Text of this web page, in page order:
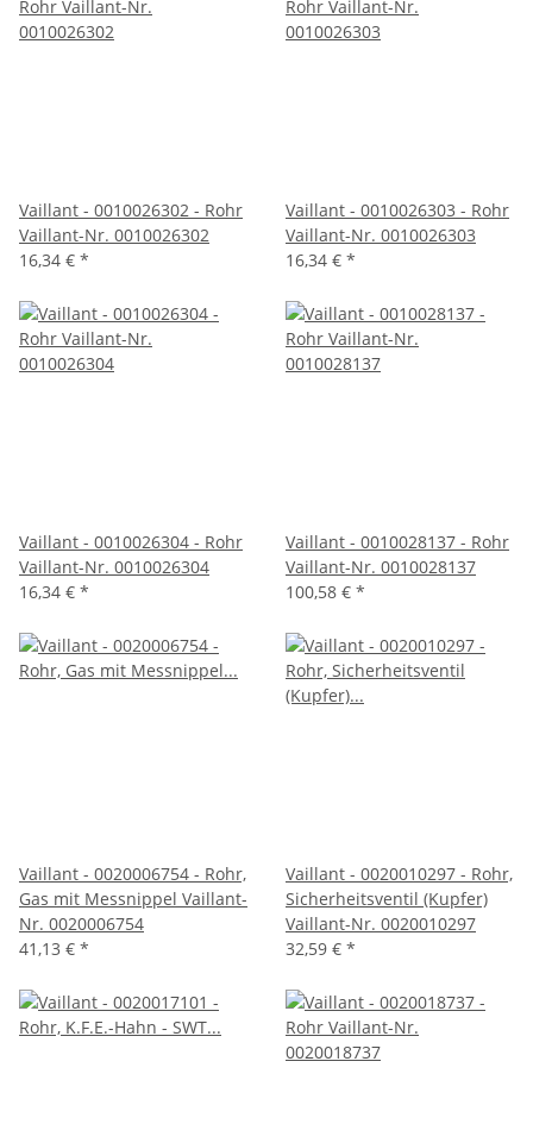
Vaillant - 0010026302 - Rohr
Vaillant-Nr. 0010026302
16,34 € *
Vaillant - 0010026303 - Rohr
Vaillant-Nr. 0010026303
16,34 € *
Vaillant - 0010026304 - Rohr
Vaillant-Nr. 0010026304
16,34 € *
Vaillant - 0010028137 - Rohr
Vaillant-Nr. 0010028137
100,58 € *
Vaillant - 0020006754 - Rohr,
Gas mit Messnippel Vaillant-
Nr. 0020006754
41,13 € *
Vaillant - 0020010297 - Rohr,
Sicherheitsventil (Kupfer)
Vaillant-Nr. 0020010297
32,59 € *